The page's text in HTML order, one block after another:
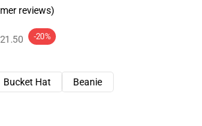
reviews)
-20%
Bucket Hat
Beanie